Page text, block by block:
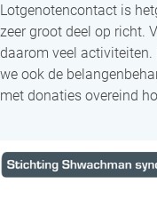
Lotgenotencontact is
zeer groot deel op richt.
daarom veel
we ook de
met donaties overeind